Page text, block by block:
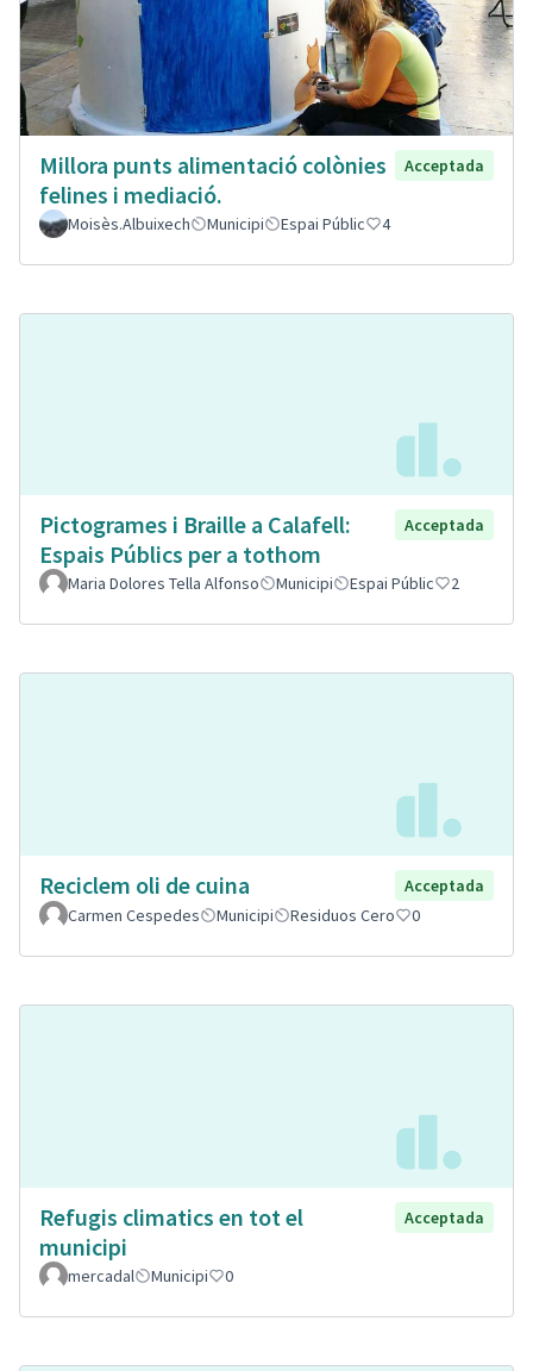
Millora punts alimentació colònies
felines i mediació.
Acceptada
Moisès.Albuixech Municipi Espai Públic 4
Pictogrames i Braille a Calafell:
Espais Públics per a tothom
Acceptada
Maria Dolores Tella Alfonso Municipi Espai Públic 2
Reciclem oli de cuina
Acceptada
Carmen Cespedes
Municipi Residuos Cero 0
Refugis climatics en tot el
municipi
Acceptada
mercadal Municipi 0